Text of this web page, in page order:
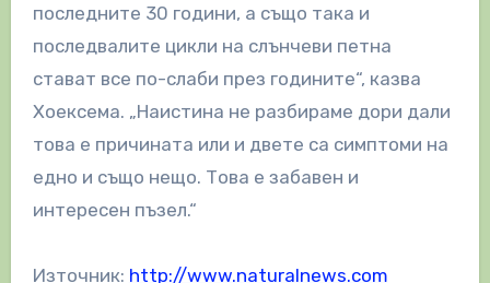
последните 30 години, а също така и
последвалите цикли на слънчеви петна
стават все по-слаби през годините“, казва
Хоексема. „Наистина не разбираме дори дали
това е причината или и двете са симптоми на
едно и също нещо. Това е забавен и
интересен пъзел.“
Източник: http://www.naturalnews.com